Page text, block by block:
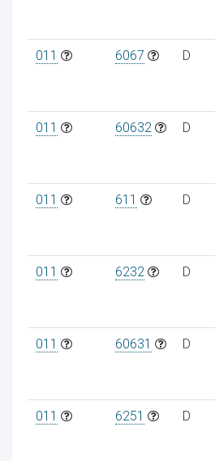
011 6067 D
011 60632 D
011 611 D
011 6232 D
011 60631 D
011 6251 D